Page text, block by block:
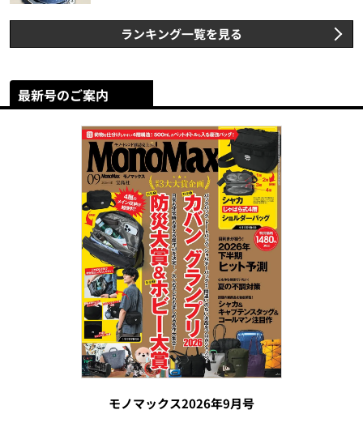
ランキング一覧を見る
最新号のご案内
モノマックス2026年9月号